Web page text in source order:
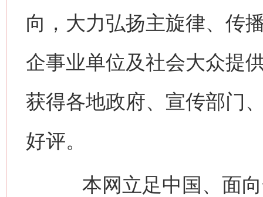
向，大力弘扬主旋律、传
企事业单位及社会大众提
获得各地政府、宣传部门
好评。
本网立足中国、面向